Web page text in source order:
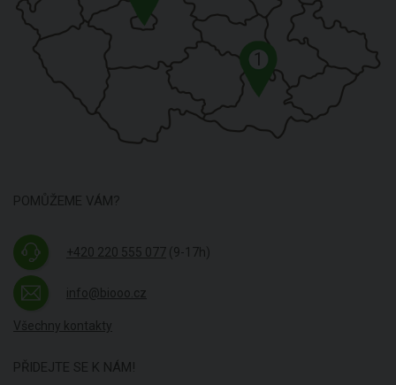
1
POMŮŽEME VÁM?
+420 220 555 077 (9-17h)
info@biooo.cz
Všechny kontakty
PŘIDEJTE SE K NÁM!